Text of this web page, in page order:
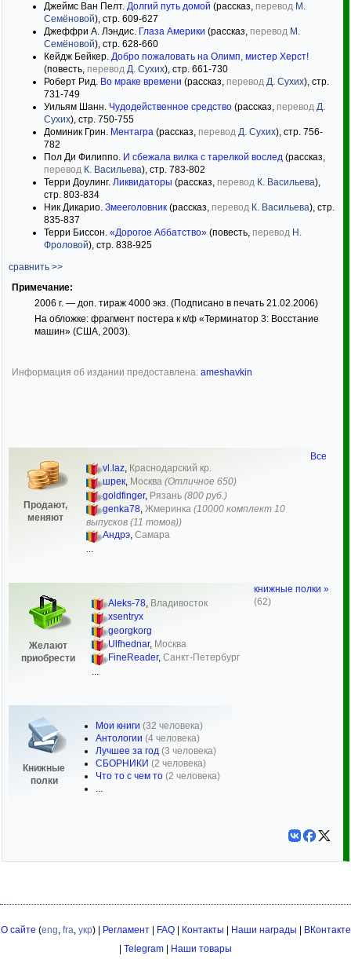
Джеймс Ван Пелт. Долгий путь домой (рассказ, перевод М.
Семёновой), стр. 609-627
Джеффри А. Лэндис. Глаза Америки (рассказ, перевод М.
Семёновой), стр. 628-660
Кейдж Бейкер. Добро пожаловать на Олимп, мистер Херст!
(повесть, перевод Д. Сухих), стр. 661-730
Роберт Рид. Во мраке времени (рассказ, перевод Д. Сухих), стр.
731-749
Уильям Шанн. Чудодейственное средство (рассказ, перевод Д.
Сухих), стр. 750-755
Доминик Грин. Ментагра (рассказ, перевод Д. Сухих), стр. 756-
782
Пол Ди Филиппо. И сбежала вилка с тарелкой вослед (рассказ,
перевод К. Васильева), стр. 783-802
Терри Доулинг. Ликвидаторы (рассказ, перевод К. Васильева),
стр. 803-834
Ник Дикарио. Змееголовник (рассказ, перевод К. Васильева), стр.
835-837
Терри Биссон. «Дорогое Аббатство» (повесть, перевод Н.
Фроловой), стр. 838-925
сравнить >>
Примечание:
2006 г. — доп. тираж 4000 экз. (Подписано в печать 21.02.2006)
На обложке: фрагмент постера к к/ф «Терминатор 3: Восстание
машин» (США, 2003).
Информация об издании предоставлена: ameshavkin
Продают,
меняют
vl.laz, Краснодарский кр.
шрек, Москва (Отличное 650)
goldfinger, Рязань (800 руб.)
genka78, Жмеринка (10000 комплект 10
выпусков (11 томов))
Андрэ, Самара
Желают
приобрести
Aleks-78, Владивосток
xsentryx
georgkorg
Ulfhednar, Москва
FineReader, Санкт-Петербург
Книжные
полки
Мои книги (32 человека)
Антологии (4 человека)
Лучшее за год (3 человека)
СБОРНИКИ (2 человека)
Что то с чем то (2 человека)
...
Все
книжные полки »
(62)
О сайте (eng, fra, укр) | Регламент| FAQ| Контакты Наши награды
ВКонтакте
Telegram Наши товары